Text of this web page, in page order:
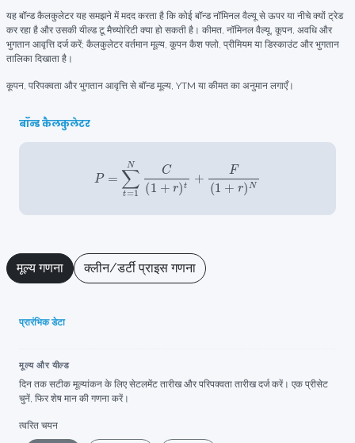
यह बॉन्ड कैलकुलेटर यह समझने में मदद करता है कि कोई बॉन्ड नॉमिनल वैल्यू से ऊपर या नीचे क्यों ट्रेड
कर रहा है और उसकी यील्ड टू मैच्योरिटी क्या हो सकती है। कीमत, नॉमिनल वैल्यू, कूपन, अवधि और
भुगतान आवृत्ति दर्ज करें; कैलकुलेटर वर्तमान मूल्य, कूपन कैश फ्लो, प्रीमियम या डिस्काउंट और भुगतान
तालिका दिखाता है।
कूपन, परिपक्वता और भुगतान आवृत्ति से बॉन्ड मूल्य, YTM या कीमत का अनुमान लगाएँ।
बॉन्ड कैलकुलेटर
∑t
मूल्य गणना क्लीन/डर्टी प्राइस गणना
प्रारंभिक डेटा
मूल्य और यील्ड
दिन तक सटीक मूल्यांकन के लिए सेटलमेंट तारीख और परिपक्वता तारीख दर्ज करें। एक प्रीसेट
चुनें, फिर शेष मान की गणना करें।
त्वरित चयन